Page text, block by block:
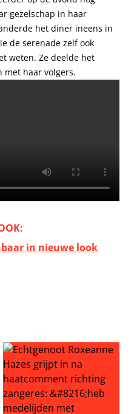
gezelschap in haar
het diner ineens in
de serenade zelf ook
weten. Ze deelde het
met haar volgers.
in nieuwe look